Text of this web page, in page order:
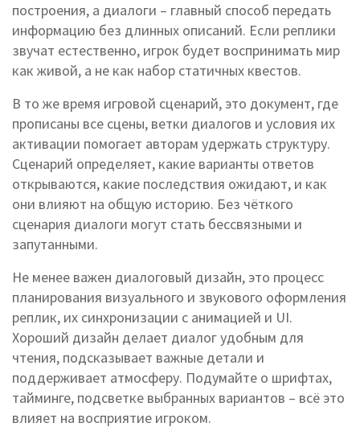
построения, а диалоги – главный способ передать
информацию без длинных описаний. Если реплики
звучат естественно, игрок будет воспринимать мир
как живой, а не как набор статичных квестов.
В то же время игровой сценарий,это документ, где
прописаны все сцены, ветки диалогов и условия их
активации помогает авторам удержать структуру.
Сценарий определяет, какие варианты ответов
открываются, какие последствия ожидают, и как
они влияют на общую историю. Без чёткого
сценария диалоги могут стать бессвязными и
запутанными.
Не менее важен диалоговый дизайн,это процесс
планирования визуального и звукового оформления
реплик, их синхронизации с анимацией и UI.
Хороший дизайн делает диалог удобным для
чтения, подсказывает важные детали и
поддерживает атмосферу. Подумайте о шрифтах,
тайминге, подсветке выбранных вариантов – всё это
влияет на восприятие игроком.